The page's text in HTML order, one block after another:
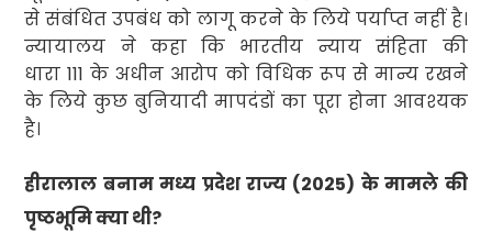
से संबंधित उपबंध को लागू करने के लिये पर्याप्त नहीं है।
न्यायालय ने कहा कि भारतीय न्याय संहिता की
धारा111के अधीन आरोप को विधिक रूप से मान्य रखने
के लिये कुछ बुनियादी मापदंडों का पूरा होना आवश्यक
है।
हीरालाल बनाम मध्य प्रदेश राज्य (2025) के मामले की
पृष्ठभूमि क्या थी?